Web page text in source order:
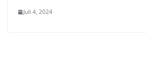
Juli 4, 2024